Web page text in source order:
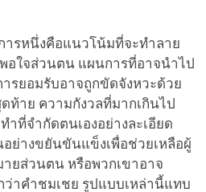
รหนึ่งคือแนวโน้มที่จะทำลาย
อใจส่วนตน แผนการที่อาจนำไป
รยอมรับอาจถูกขัดจังหวะด้วย
ท้าย ความกังวลที่มากเกินไป
ำที่จำกัดตนเองอย่างละเอียด
ย่างขยันขันแข็งเพื่อช่วยเหลือผู้
ยส่วนตน หรือพวกเขาอาจ
าคำชมเชย รูปแบบเหล่านี้แทบ